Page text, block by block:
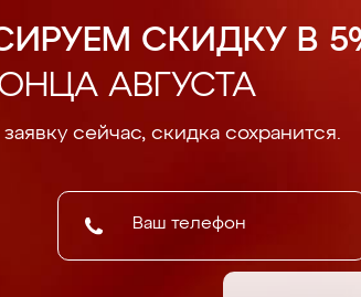
СКИДКУ В
АВГУСТА
сейчас, скидка сохранится.